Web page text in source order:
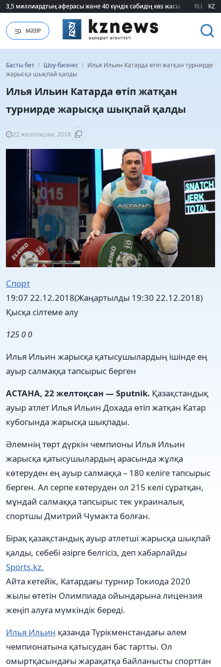
3,5 миллиардтың аферасы және 40 күндік сәбидің көз жасы:
3,5 миллиардтың аферасы және 40 күндік сәбидің көз жасы: RU KZ
МӘЗІР
Басты бет / Шоу-бизнес / Илья Ильин Катарда өтіп жатқан турнирде
жарысқа шықпай қалды
Илья Ильин Катарда өтіп жатқан
турнирде жарысқа шықпай қалды
22 желтоқсан, 2018
Спорт
19:07 22.12.2018(Жаңартылды 19:30 22.12.2018)
Қысқа сілтеме алу
125 0 0
Илья Ильин жарысқа қатысушылардың ішінде ең
ауыр салмаққа тапсырыс берген
АСТАНА, 22 желтоқсан — Sputnik. Қазақстандық
ауыр атлет Илья Ильин Дохада өтіп жатқан Катар
кубогында жарысқа шықпады.
Әлемнің төрт дүркін чемпионы Илья Ильин
жарысқа қатысушылардың арасында жұлқа
көтеруден ең ауыр салмаққа – 180 келіге тапсырыс
берген. Ал серпе көтеруден ол 215 келі сұратқан,
мұндай салмаққа тапсырыс тек украиналық
спортшы Дмитрий Чумакта болған.
Бірақ қазақстандық ауыр атлетші жарысқа шықпай
қалды, себебі әзірге белгісіз, деп хабарлайды
Sports.kz.
Айта кетейік, Катардағы турнир Токиода 2020
жылы өтетін Олимпиада ойындарына лицензия
жеңіп алуға мүмкіндік береді.
Илья Ильин қазанда Түрікменстандағы әлем
чемпионатына қатысудан бас тартты. Ол
омыртқасындағы жарақатқа байланысты спорттан